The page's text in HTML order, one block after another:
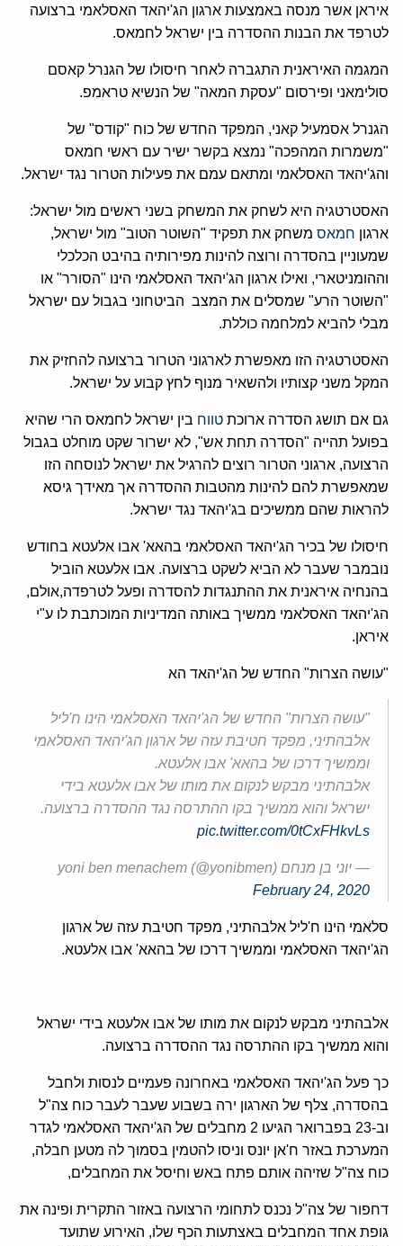
איראן אשר מנסה באמצעות ארגון הג'יהאד האסלאמי ברצועה
לטרפד את הבנות ההסדרה בין ישראל לחמאס.
המגמה האיראנית התגברה לאחר חיסולו של הגנרל קאסם
סולימאני ופירסום "עסקת המאה" של הנשיא טראמפ.
הגנרל אסמעיל קאני, המפקד החדש של כוח "קודס" של
"משמרות המהפכה" נמצא בקשר ישיר עם ראשי חמאס
והג'יהאד האסלאמי ומתאם עמם את פעילות הטרור נגד ישראל.
האסטרטגיה היא לשחק את המשחק בשני ראשים מול ישראל:
ארגון חמאס משחק את תפקיד "השוטר הטוב" מול ישראל,
שמעוניין בהסדרה ורוצה להינות מפירותיה בהיבט הכלכלי
וההומניטארי, ואילו ארגון הג'יהאד האסלאמי הינו "הסורר" או
"השוטר הרע" שמסלים את המצב הביטחוני בגבול עם ישראל
מבלי להביא למלחמה כוללת.
האסטרטגיה הזו מאפשרת לארגוני הטרור ברצועה להחזיק את
המקל משני קצותיו ולהשאיר מנוף לחץ קבוע על ישראל.
גם אם תושג הסדרה ארוכת טווח בין ישראל לחמאס הרי שהיא
בפועל תהייה "הסדרה תחת אש", לא ישרור שקט מוחלט בגבול
הרצועה, ארגוני הטרור רוצים להרגיל את ישראל לנוסחה הזו
שמאפשרת להם להינות מהטבות ההסדרה אך מאידך גיסא
להראות שהם ממשיכים בג'יהאד נגד ישראל.
חיסולו של בכיר הג'יהאד האסלאמי בהאא' אבו אלעטא בחודש
נובמבר שעבר לא הביא לשקט ברצועה. אבו אלעטא הוביל
בהנחיה איראנית את ההתנגדות להסדרה ופעל לטרפדה,אולם,
הג'יהאד האסלאמי ממשיך באותה המדיניות המוכתבת לו ע"י
איראן.
"עושה הצרות" החדש של הג'יהאד הא
"עושה הצרות" החדש של הג'יהאד האסלאמי הינו ח'ליל
אלבהתיני, מפקד חטיבת עזה של ארגון הג'יהאד האסלאמי
וממשיך דרכו של בהאא' אבו אלעטא.
אלבהתיני מבקש לנקום את מותו של אבו אלעטא בידי
ישראל והוא ממשיך בקו ההתרסה נגד ההסדרה ברצועה.
pic.twitter.com/0tCxFHkvLs
— יוני בן מנחם yoni ben menachem (@yonibmen)
February 24, 2020
סלאמי הינו ח'ליל אלבהתיני, מפקד חטיבת עזה של ארגון
הג'יהאד האסלאמי וממשיך דרכו של בהאא' אבו אלעטא.
אלבהתיני מבקש לנקום את מותו של אבו אלעטא בידי ישראל
והוא ממשיך בקו ההתרסה נגד ההסדרה ברצועה.
כך פעל הג'יהאד האסלאמי באחרונה פעמיים לנסות ולחבל
בהסדרה, צלף של הארגון ירה בשבוע שעבר לעבר כוח צה"ל
וב-23 בפברואר הגיעו 2 מחבלים של הג'יהאד האסלאמי לגדר
המערכת באזר ח'אן יונס וניסו להטמין בסמוך לה מטען חבלה,
כוח צה"ל שזיהה אותם פתח באש וחיסל את המחבלים,
דחפור של צה"ל נכנס לתחומי הרצועה באזור התקרית ופינה את
גופת אחד המחבלים באצתעות הכף שלו, האירוע שתועד